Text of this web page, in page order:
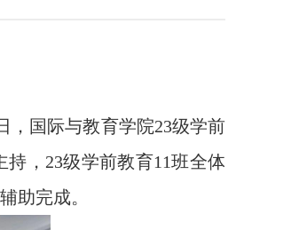
国际与教育学院23级学前
，23级学前教育11班全体
助完成。